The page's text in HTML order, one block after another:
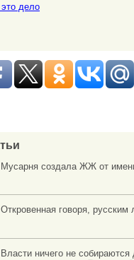
это дело
Мусарня создала ЖЖ от
Откровенная говоря,
Власти ничего не собираются